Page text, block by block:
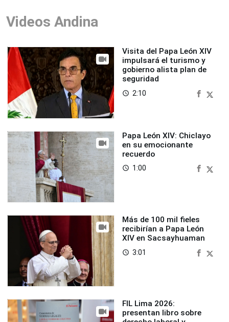
Videos Andina
Visita del Papa León XIV
impulsará el turismo y
gobierno alista plan de
seguridad
access_time 2:10
Papa León XIV: Chiclayo
en su emocionante
recuerdo
access_time 1:00
Más de 100 mil fieles
recibirían a Papa León
XIV en Sacsayhuaman
access_time 3:01
FIL Lima 2026:
presentan libro sobre